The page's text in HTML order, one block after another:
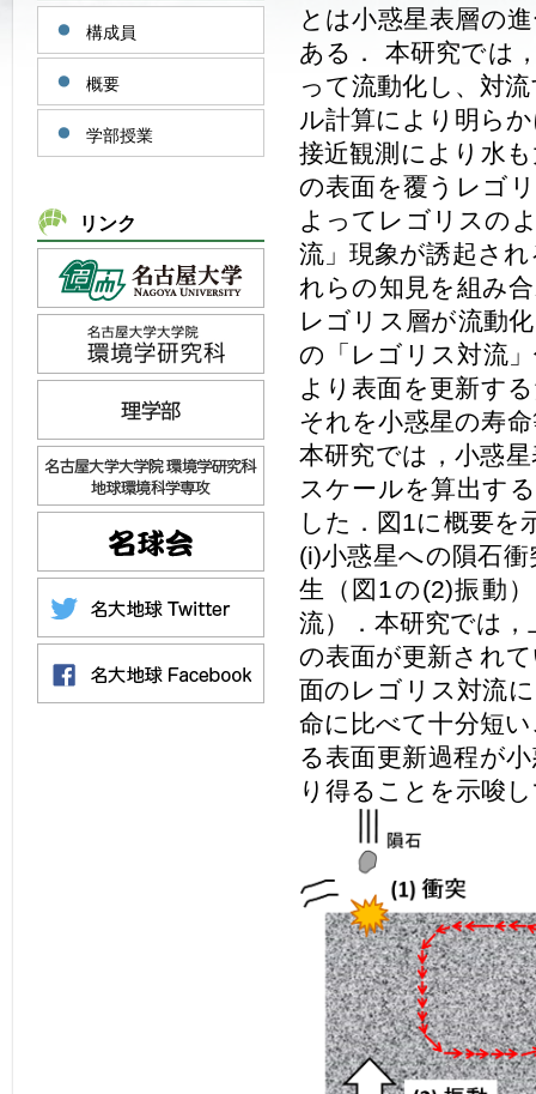
とは小惑星表層の
ある． 本研究では
って流動化し、対
ル計算により明ら
接近観測により水
の表面を覆うレゴ
よってレゴリスの
流」現象が誘起さ
れらの知見を組み
レゴリス層が流動
の「レゴリス対流
より表面を更新す
それを小惑星の寿
本研究では，小惑
スケールを算出す
した．図1に概要を
(i)小惑星への隕石
生（図1の(2)振動
流）．本研究では
の表面が更新され
面のレゴリス対流
命に比べて十分短
る表面更新過程が
り得ることを示唆
構成員
概要
学部授業
リンク